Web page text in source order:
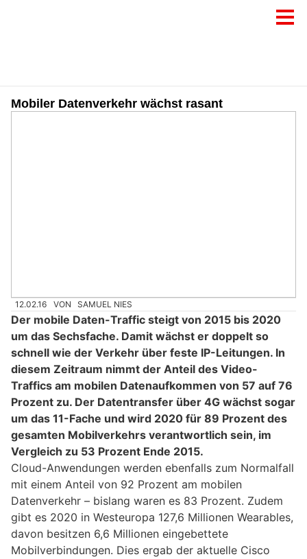
Mobiler Datenverkehr wächst rasant
12.02.16 VON SAMUEL NIES
Der mobile Daten-Traffic steigt von 2015 bis 2020
um das Sechsfache. Damit wächst er doppelt so
schnell wie der Verkehr über feste IP-Leitungen. In
diesem Zeitraum nimmt der Anteil des Video-
Traffics am mobilen Datenaufkommen von 57 auf 76
Prozent zu. Der Datentransfer über 4G wächst sogar
um das 11-Fache und wird 2020 für 89 Prozent des
gesamten Mobilverkehrs verantwortlich sein, im
Vergleich zu 53 Prozent Ende 2015.
Cloud-Anwendungen werden ebenfalls zum Normalfall
mit einem Anteil von 92 Prozent am mobilen
Datenverkehr – bislang waren es 83 Prozent. Zudem
gibt es 2020 in Westeuropa 127,6 Millionen Wearables,
davon besitzen 6,6 Millionen eingebettete
Mobilverbindungen. Dies ergab der aktuelle Cisco